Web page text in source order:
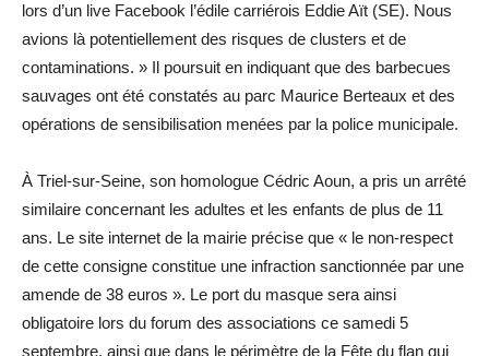
lors d’un live Facebook l’édile carriérois Eddie Aït (SE). Nous
avions là potentiellement des risques de clusters et de
contaminations. » Il poursuit en indiquant que des barbecues
sauvages ont été constatés au parc Maurice Berteaux et des
opérations de sensibilisation ­menées par la police municipale.
À Triel-sur-Seine, son homologue Cédric Aoun, a pris un arrêté
similaire concernant les adultes et les enfants de plus de 11
ans. Le site internet de la mairie précise que « le non-respect
de cette consigne constitue une infraction sanctionnée par une
amende de 38 euros ». Le port du masque sera ainsi
obligatoire lors du forum des associations ce samedi 5
septembre, ainsi que dans le périmètre de la Fête du flan qui